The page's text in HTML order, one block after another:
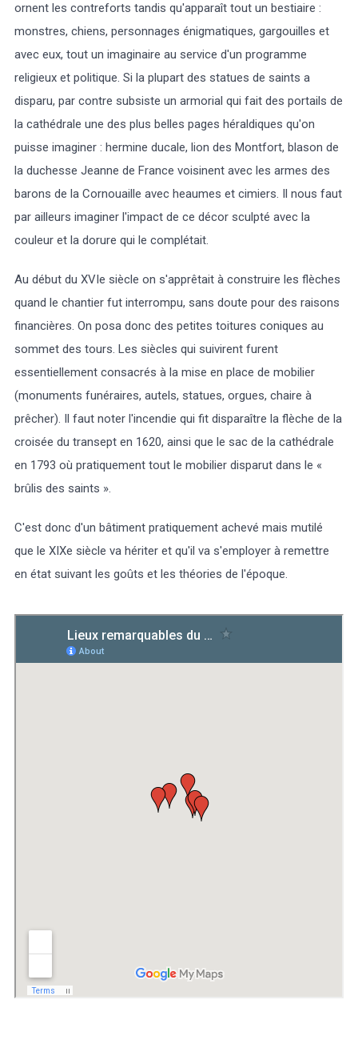
ornent les contreforts tandis qu'apparaît tout un bestiaire :
monstres, chiens, personnages énigmatiques, gargouilles et
avec eux, tout un imaginaire au service d'un programme
religieux et politique. Si la plupart des statues de saints a
disparu, par contre subsiste un armorial qui fait des portails de
la cathédrale une des plus belles pages héraldiques qu'on
puisse imaginer : hermine ducale, lion des Montfort, blason de
la duchesse Jeanne de France voisinent avec les armes des
barons de la Cornouaille avec heaumes et cimiers. Il nous faut
par ailleurs imaginer l'impact de ce décor sculpté avec la
couleur et la dorure qui le complétait.
Au début du XVIe siècle on s'apprêtait à construire les flèches
quand le chantier fut interrompu, sans doute pour des raisons
financières. On posa donc des petites toitures coniques au
sommet des tours. Les siècles qui suivirent furent
essentiellement consacrés à la mise en place de mobilier
(monuments funéraires, autels, statues, orgues, chaire à
prêcher). Il faut noter l'incendie qui fit disparaître la flèche de la
croisée du transept en 1620, ainsi que le sac de la cathédrale
en 1793 où pratiquement tout le mobilier disparut dans le «
brûlis des saints ».
C'est donc d'un bâtiment pratiquement achevé mais mutilé
que le XIXe siècle va hériter et qu'il va s'employer à remettre
en état suivant les goûts et les théories de l'époque.